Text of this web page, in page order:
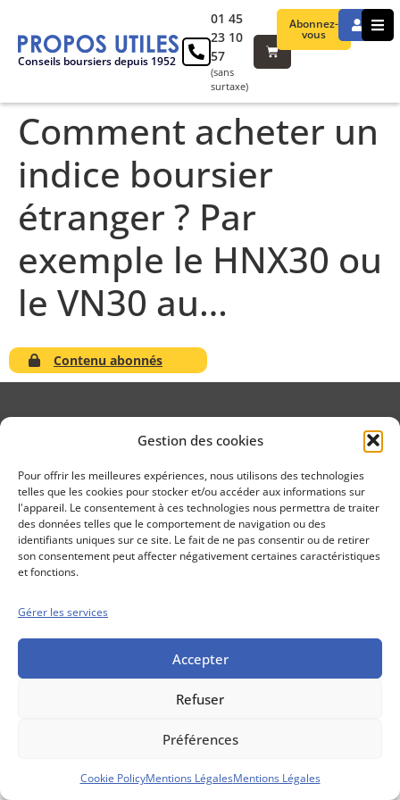
Gestion des cookies
Pour offrir les meilleures expériences, nous utilisons des technologies
telles que les cookies pour stocker et/ou accéder aux informations sur
l'appareil. Le consentement à ces technologies nous permettra de traiter
des données telles que le comportement de navigation ou des
identifiants uniques sur ce site. Le fait de ne pas consentir ou de retirer
son consentement peut affecter négativement certaines caractéristiques
et fonctions.
Gérer les services
Accepter
Refuser
Préférences
Cookie PolicyMentions LégalesMentions Légales
Conseils boursiers depuis 1952
Abonnez-
vous
01 45
23 10
57
(sans
surtaxe)
Comment acheter un
indice boursier
étranger ? Par
exemple le HNX30 ou
le VN30 au…
Contenu abonnés
Conseils boursiers depuis 1952
Propos Utiles est
une publication
des Editions
Marigny
Mentions Légales
Politique cookie